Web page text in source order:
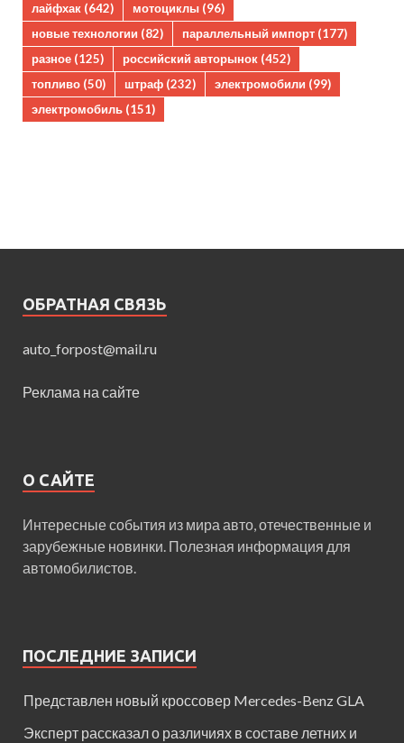
лайфхак (642) мотоциклы (96)
новые технологии (82) параллельный импорт (177)
разное (125) российский авторынок (452)
топливо (50) штраф (232) электромобили (99)
электромобиль (151)
ОБРАТНАЯ СВЯЗЬ
auto_forpost@mail.ru
Реклама на сайте
О САЙТЕ
Интересные события из мира авто, отечественные и
зарубежные новинки. Полезная информация для
автомобилистов.
ПОСЛЕДНИЕ ЗАПИСИ
Представлен новый кроссовер Mercedes-Benz GLA
Эксперт рассказал о различиях в составе летних и